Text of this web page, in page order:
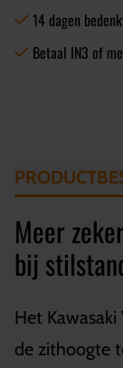
14 dagen
Betaal IN3 of
Meer
bij
Het
de zithoogte